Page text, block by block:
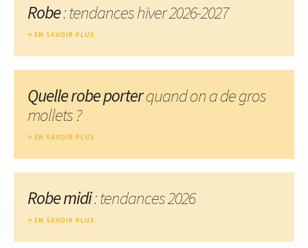
Robe: tendances hiver 2026-2027
EN SAVOIR PLUS
Quelle robe porterquand on a de gros
mollets ?
EN SAVOIR PLUS
Robe midi: tendances 2026
EN SAVOIR PLUS